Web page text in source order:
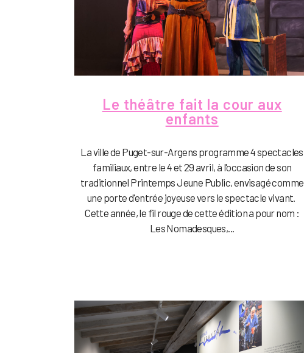
Le théâtre fait la cour aux
enfants
La ville de Puget-sur-Argens programme 4 spectacles
familiaux, entre le 4 et 29 avril, à l'occasion de son
traditionnel Printemps Jeune Public, envisagé comme
une porte d'entrée joyeuse vers le spectacle vivant.
Cette année, le fil rouge de cette édition a pour nom :
Les Nomadesques,...